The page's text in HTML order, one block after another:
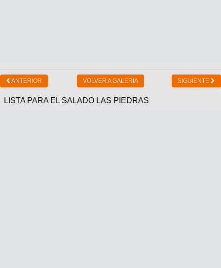
ANTERIOR VOLVER A GALERIA SIGUIENTE
LISTA PARA EL SALADO LAS PIEDRAS